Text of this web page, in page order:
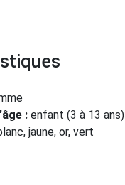
: enfant (3 à 13 ans)
jaune, or, vert